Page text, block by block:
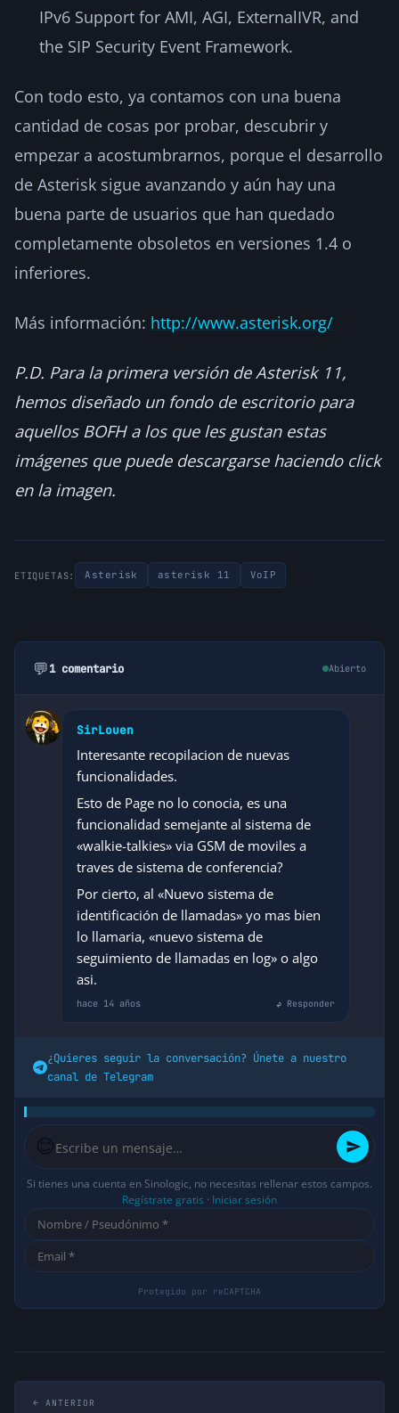
IPv6 Support for AMI, AGI, ExternalIVR, and
the SIP Security Event Framework.
Con todo esto, ya contamos con una buena
cantidad de cosas por probar, descubrir y
empezar a acostumbrarnos, porque el desarrollo
de Asterisk sigue avanzando y aún hay una
buena parte de usuarios que han quedado
completamente obsoletos en versiones 1.4 o
inferiores.
Más información: http://www.asterisk.org/
P.D. Para la primera versión de Asterisk 11,
hemos diseñado un fondo de escritorio para
aquellos BOFH a los que les gustan estas
imágenes que puede descargarse haciendo click
en la imagen.
ETIQUETAS: Asterisk asterisk 11 VoIP
💬1 comentario Abierto
SirLouen
Interesante recopilacion de nuevas
funcionalidades.
Esto de Page no lo conocia, es una
funcionalidad semejante al sistema de
«walkie-talkies» via GSM de moviles a
traves de sistema de conferencia?
Por cierto, al «Nuevo sistema de
identificación de llamadas» yo mas bien
lo llamaria, «nuevo sistema de
seguimiento de llamadas en log» o algo
asi.
hace 14 años ↩ Responder
¿Quieres seguir la conversación? Únete a nuestro
canal de Telegram
😊
Si tienes una cuenta en Sinologic, no necesitas rellenar estos campos.
Regístrate gratis · Iniciar sesión
← ANTERIOR